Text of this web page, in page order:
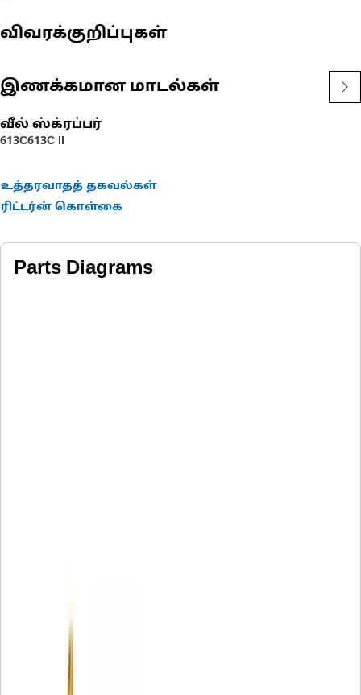
Attributes:
• Manufactured to precise specifications and are built for
• Withstands repeated compression and expansion without
deformation
Applications:
விவரக்குறிப்புகள்
இணக்கமான மாடல்கள்
வீல் ஸ்க்ரப்பர்
613C613C II
உத்தரவாதத் தகவல்கள்
ரிட்டர்ன் கொள்கை
Parts Diagrams